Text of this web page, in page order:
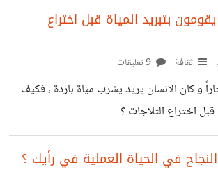
عليه ام انه مخصص للتطبيقات البسيطة
سهل ام صعب ؟
بتبريد المياة قبل اختراع
ثقافة
و كان الانسان يريد يشرب مياة باردة ، فكيف
اختراع الثلاجات ؟
في الحياة العملية في رأيك ؟